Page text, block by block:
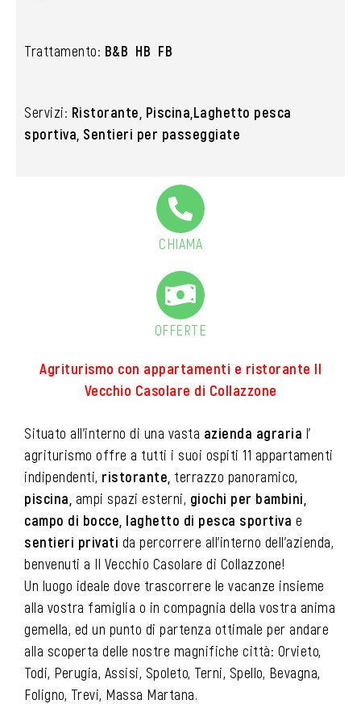
Trattamento: B&B HB FB
Servizi: Ristorante, Piscina,Laghetto pesca
sportiva, Sentieri per passeggiate
CHIAMA
OFFERTE
Agriturismo con appartamenti e ristorante Il
Vecchio Casolare di Collazzone
Situato all’interno di una vasta azienda agraria l’
agriturismo offre a tutti i suoi ospiti 11 appartamenti
indipendenti, ristorante, terrazzo panoramico,
piscina, ampi spazi esterni, giochi per bambini,
campo di bocce, laghetto di pesca sportiva e
sentieri privati da percorrere all’interno dell’azienda,
benvenuti a Il Vecchio Casolare di Collazzone!
Un luogo ideale dove trascorrere le vacanze insieme
alla vostra famiglia o in compagnia della vostra anima
gemella, ed un punto di partenza ottimale per andare
alla scoperta delle nostre magnifiche città: Orvieto,
Todi, Perugia, Assisi, Spoleto, Terni, Spello, Bevagna,
Foligno, Trevi, Massa Martana.